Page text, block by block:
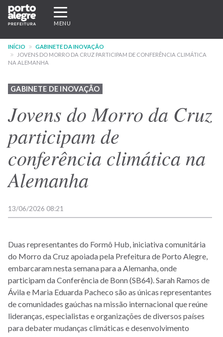
Pular
para
conteúdo
principal
Expandir/recolher
navegação
MENU
INÍCIO
GABINETE DA INOVAÇÃO
JOVENS DO MORRO DA CRUZ PARTICIPAM DE CONFERÊNCIA CLIMÁTICA
NA ALEMANHA
GABINETE DE INOVAÇÃO
Jovens do Morro da Cruz
participam de
conferência climática na
Alemanha
13/06/2026 08:21
Duas representantes do Formô Hub, iniciativa comunitária
do Morro da Cruz apoiada pela Prefeitura de Porto Alegre,
embarcaram nesta semana para a Alemanha, onde
participam da Conferência de Bonn (SB64). Sarah Ramos de
Ávila e Maria Eduarda Pacheco são as únicas representantes
de comunidades gaúchas na missão internacional que reúne
lideranças, especialistas e organizações de diversos países
para debater mudanças climáticas e desenvolvimento